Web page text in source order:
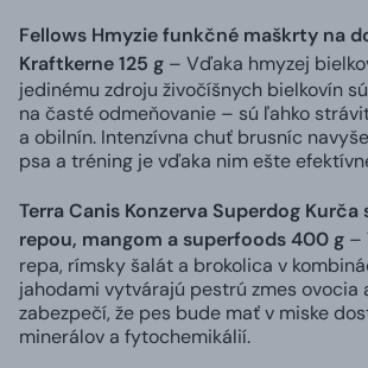
Fellows Hmyzie funkčné maškrty na
Kraftkerne 125 g – Vďaka hmyzej
jedinému zdroju živočíšnych bielkovín
na časté odmeňovanie – sú ľahko
a obilnín. Intenzívna chuť brusníc
psa a tréning je vďaka nim ešte
Terra Canis Konzerva Superdog Kurča
repou, mangom a superfoods 400 g –
repa, rímsky šalát a brokolica v
jahodami vytvárajú pestrú zmes ovocia
zabezpečí, že pes bude mať v miske
minerálov a fytochemikálií.